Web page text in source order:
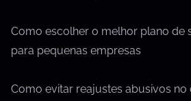
Como escolher o melhor plano de
para pequenas empresas
Como evitar reajustes abusivos no